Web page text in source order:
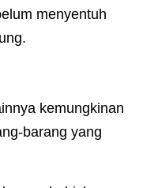
menyentuh
kemungkinan
barang yang